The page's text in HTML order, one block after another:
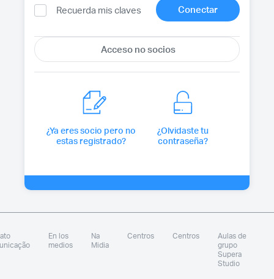
Recuerda mis claves
¿Ya eres socio pero no
estas registrado?
¿Olvidaste tu
contraseña?
En los
medios
Na
Midia
Centros Centros
Aulas de
grupo
Supera
Studio